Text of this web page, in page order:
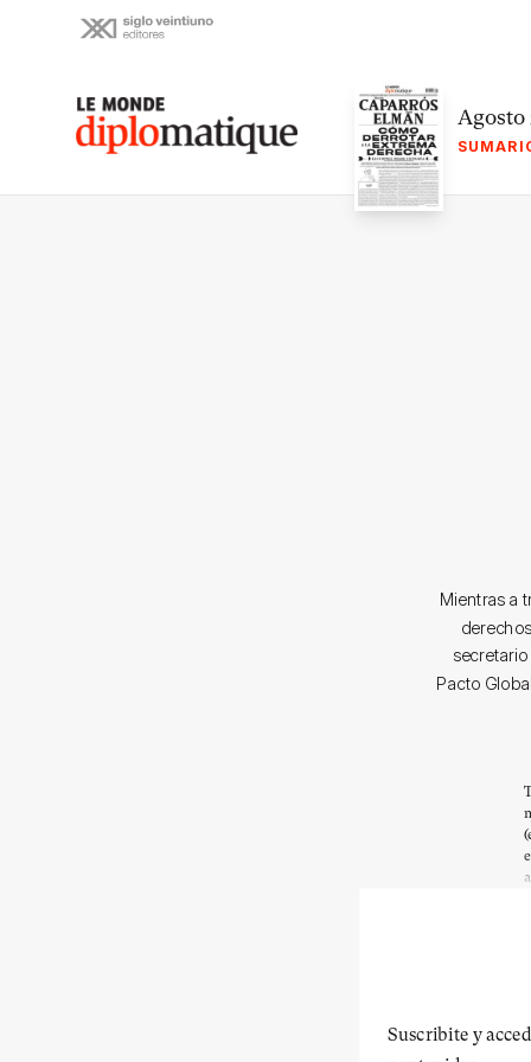
Le monde diplomatique Agosto
Mientras a
Pacto
Suscribite y